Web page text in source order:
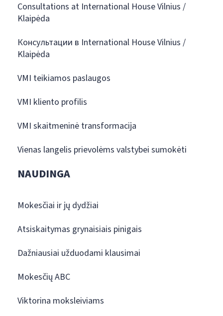
Consultations at International House Vilnius /
Klaipėda
Консультации в International House Vilnius /
Klaipėda
VMI teikiamos paslaugos
VMI kliento profilis
VMI skaitmeninė transformacija
Vienas langelis prievolėms valstybei sumokėti
NAUDINGA
Mokesčiai ir jų dydžiai
Atsiskaitymas grynaisiais pinigais
Dažniausiai užduodami klausimai
Mokesčių ABC
Viktorina moksleiviams